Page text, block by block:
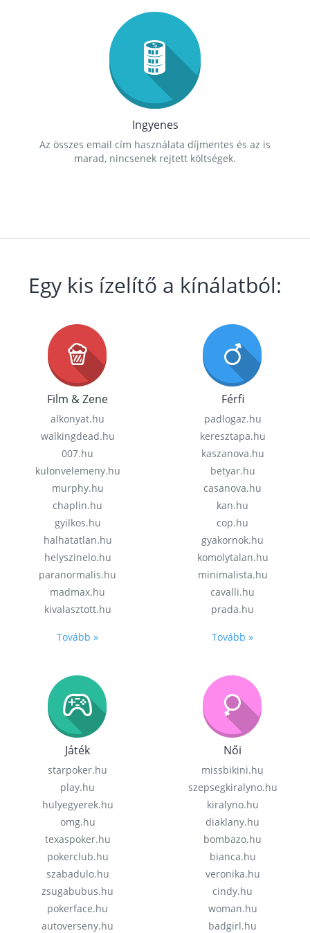
Ingyenes
Az összes email cím használata díjmentes és az is
marad, nincsenek rejtett költségek.
Egy kis ízelítő a kínálatból:
Film & Zene
alkonyat.hu
walkingdead.hu
007.hu
kulonvelemeny.hu
murphy.hu
chaplin.hu
gyilkos.hu
halhatatlan.hu
helyszinelo.hu
paranormalis.hu
madmax.hu
kivalasztott.hu
Tovább »
Férfi
padlogaz.hu
keresztapa.hu
kaszanova.hu
betyar.hu
casanova.hu
kan.hu
cop.hu
gyakornok.hu
komolytalan.hu
minimalista.hu
cavalli.hu
prada.hu
Tovább »
Játék
starpoker.hu
play.hu
hulyegyerek.hu
omg.hu
texaspoker.hu
pokerclub.hu
szabadulo.hu
zsugabubus.hu
pokerface.hu
autoverseny.hu
Női
missbikini.hu
szepsegkiralyno.hu
kiralyno.hu
diaklany.hu
bombazo.hu
bianca.hu
veronika.hu
cindy.hu
woman.hu
badgirl.hu